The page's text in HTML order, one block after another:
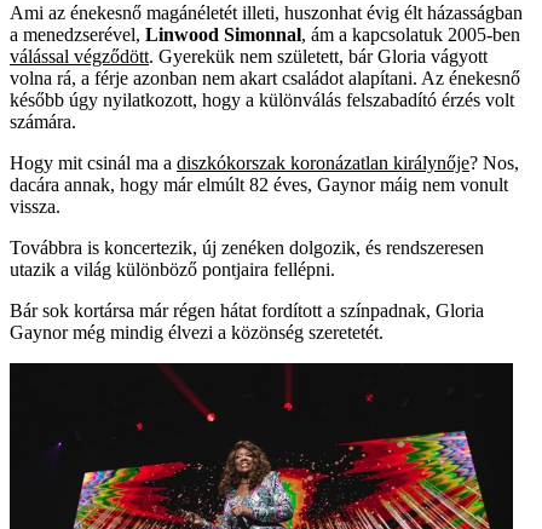
Ami az énekesnő magánéletét illeti, huszonhat évig élt házasságban
a menedzserével, Linwood Simonnal, ám a kapcsolatuk 2005-ben
válással végződött. Gyerekük nem született, bár Gloria vágyott
volna rá, a férje azonban nem akart családot alapítani. Az énekesnő
később úgy nyilatkozott, hogy a különválás felszabadító érzés volt
számára.
Hogy mit csinál ma a diszkókorszak koronázatlan királynője? Nos,
dacára annak, hogy már elmúlt 82 éves, Gaynor máig nem vonult
vissza.
Továbbra is koncertezik, új zenéken dolgozik, és rendszeresen
utazik a világ különböző pontjaira fellépni.
Bár sok kortársa már régen hátat fordított a színpadnak, Gloria
Gaynor még mindig élvezi a közönség szeretetét.